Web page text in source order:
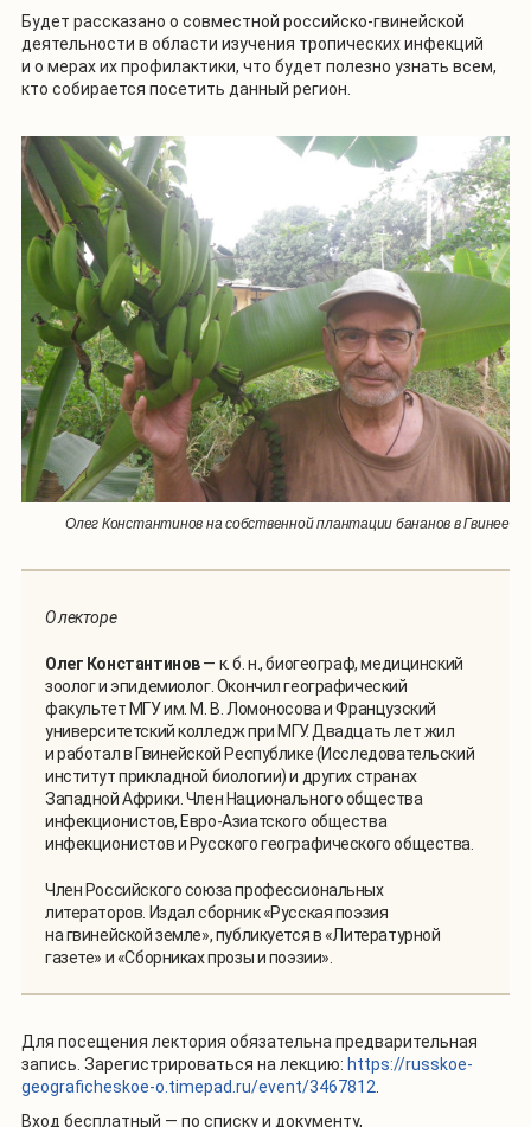
Олег Константинов на собственной плантации бананов в Гвинее
Будет рассказано о совместной российско-гвинейской
деятельности в области изучения тропических инфекций
и о мерах их профилактики, что будет полезно узнать всем,
кто собирается посетить данный регион.
О лекторе
Олег Константинов— к. б. н., биогеограф, медицинский
зоолог и эпидемиолог. Окончил географический
факультет МГУ им. М. В. Ломоносова и Французский
университетский колледж при МГУ. Двадцать лет жил
и работал в Гвинейской Республике (Исследовательский
институт прикладной биологии) и других странах
Западной Африки. Член Национального общества
инфекционистов, Евро-Азиатского общества
инфекционистов и Русского географического общества.
Член Российского союза профессиональных
литераторов. Издал сборник «Русская поэзия
на гвинейской земле», публикуется в «Литературной
газете» и «Сборниках прозы и поэзии».
Для посещения лектория обязательна предварительная
запись. Зарегистрироваться на лекцию: https://russkoe-
geograficheskoe-o.timepad.ru/event/3467812
Вход бесплатный — по списку и документу,